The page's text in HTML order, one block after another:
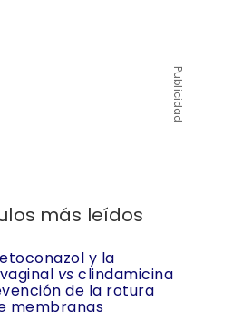
Publicidad
más leídos
y la
vs clindamicina
de la rotura
membranas